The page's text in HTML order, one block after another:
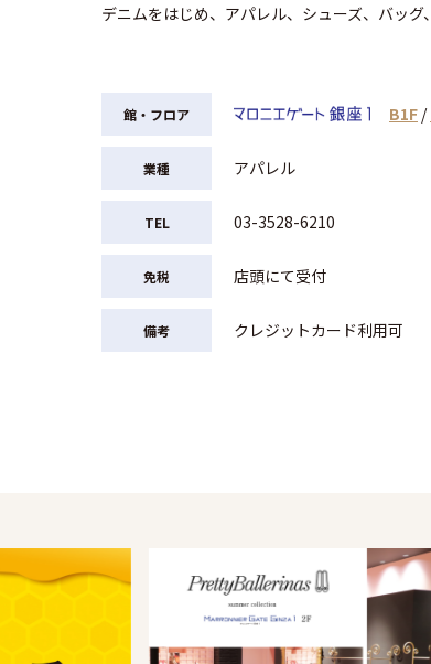
デニムをはじめ、アパレル、シューズ、バッ
館・フロア B1F /
業種 アパレル
TEL 03-3528-6210
免税 店頭にて受付
備考 クレジットカード利用可